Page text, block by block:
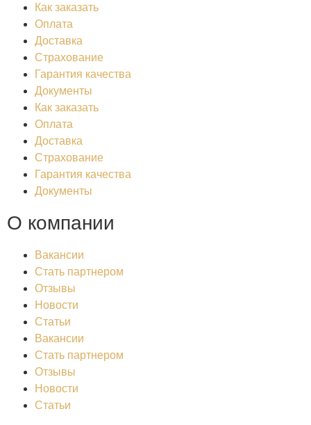
Как заказать
Оплата
Доставка
Страхование
Гарантия качества
Документы
Как заказать
Оплата
Доставка
Страхование
Гарантия качества
Документы
О компании
Вакансии
Стать партнером
Отзывы
Новости
Статьи
Вакансии
Стать партнером
Отзывы
Новости
Статьи